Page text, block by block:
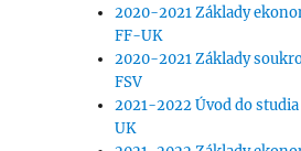
2020-2021 Základy
FF-UK
2020-2021 Základy
FSV
2021-2022 Úvod do studia
UK